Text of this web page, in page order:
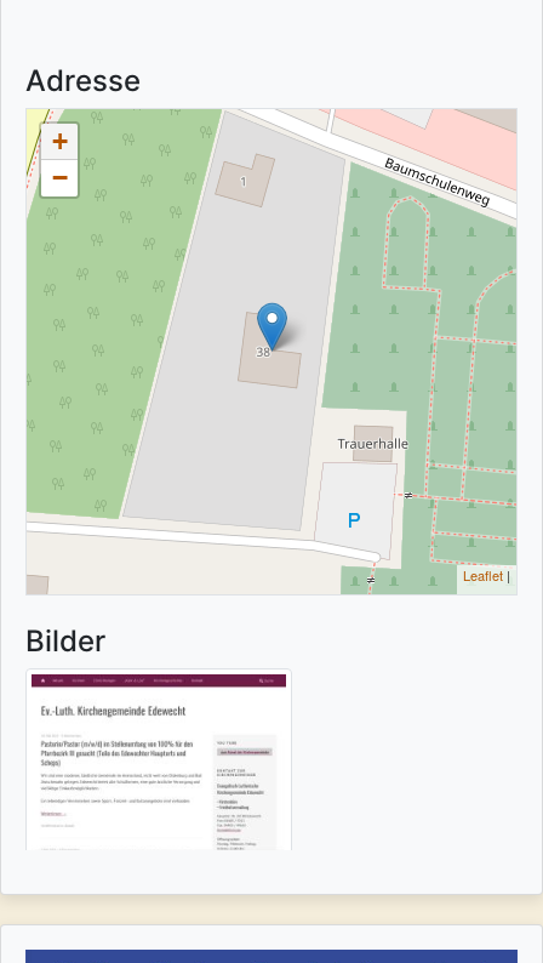
Adresse
+
−
Leaflet |
Bilder